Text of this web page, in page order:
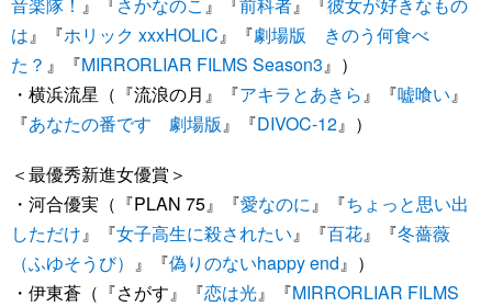
は』『ホリック xxxHOLiC』『劇場版 きのう何食べ
た？ 』『MIRRORLIAR FILMS Season3』）
・横浜流星（『流浪の月』『アキラとあきら』『嘘喰い』
『あなたの番です 劇場版』『DIVOC-12』）
＜最優秀新進女優賞＞
・河合優実（『PLAN 75』『愛なのに』『ちょっと思い出
しただけ』『女子高生に殺されたい』『百花』『冬薔薇
（ふゆそうび） 』『偽りのないhappy end』）
・伊東蒼（『さがす』『恋は光』『MIRRORLIAR FILMS